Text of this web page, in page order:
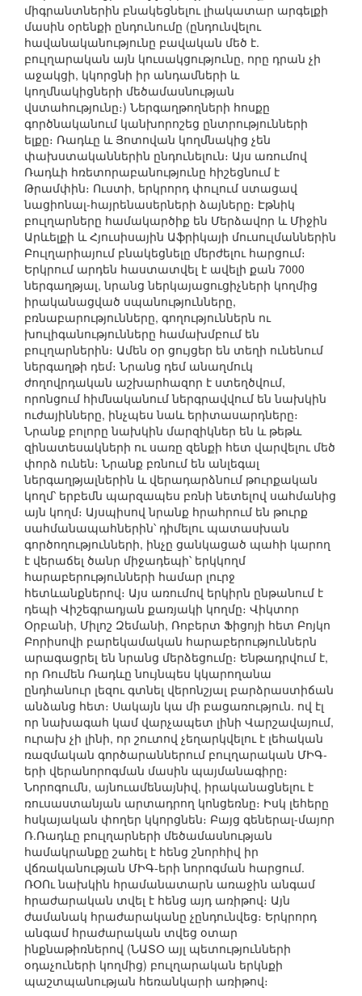
միգրանտներին բնակեցնելու լիակատար արգելքի
մասին օրենքի ընդունումը (ընդունվելու
հավանականությունը բավական մեծ է.
բուլղարական այն կուսակցությունը, որը դրան չի
աջակցի, կկորցնի իր անդամների և
կողմնակիցների մեծամասնության
վստահությունը։) Ներգաղթողների հոսքը
գործնականում կանխորոշեց ընտրությունների
ելքը։ Ռադևը և Յոտովան կողմնակից չեն
փախստականներին ընդունելուն։ Այս առումով
Ռադևի հռետորաբանությունը հիշեցնում է
Թրամփին։ Ուստի, երկրորդ փուլում ստացավ
նացիոնալ-հայրենասերների ձայները։ Էթնիկ
բուլղարները համակարծիք են Մերձավոր և Միջին
Արևելքի և Հյուսիսային Աֆրիկայի մուսուլմաններին
Բուլղարիայում բնակեցնելը մերժելու հարցում։
Երկրում արդեն հաստատվել է ավելի քան 7000
ներգաղթյալ, նրանց ներկայացուցիչների կողմից
իրականացված սպանությունները,
բռնաբարությունները, գողություններն ու
խուլիգանությունները համախմբում են
բուլղարներին։ Ամեն օր ցույցեր են տեղի ունենում
ներգաղթի դեմ։ Նրանց դեմ անաղմուկ
ժողովրդական աշխարհազոր է ստեղծվում,
որոնցում հիմնականում ներգրավվում են նախկին
ուժայինները, ինչպես նաև երիտասարդները։
Նրանք բոլորը նախկին մարզիկներ են և թեթև
զինատեսակների ու սառը զենքի հետ վարվելու մեծ
փորձ ունեն։ Նրանք բռնում են անլեգալ
ներգաղթյալներին և վերադարձնում թուրքական
կողմ՝ երբեմն պարզապես բռնի նետելով սահմանից
այն կողմ։ Այսպիսով նրանք հրահրում են թուրք
սահմանապահներին՝ դիմելու պատասխան
գործողությունների, ինչը ցանկացած պահի կարող
է վերաճել ծանր միջադեպի՝ երկկողմ
հարաբերությունների համար լուրջ
հետևանքներով։ Այս առումով երկիրն ընթանում է
դեպի Վիշեգրադյան քառյակի կողմը։ Վիկտոր
Օրբանի, Միլոշ Զեմանի, Ռոբերտ Ֆիցոյի հետ Բոյկո
Բորիսովի բարեկամական հարաբերություններն
արագացրել են նրանց մերձեցումը։ Ենթադրվում է,
որ Ռումեն Ռադևը նույնպես կկարողանա
ընդհանուր լեզու գտնել վերոնշյալ բարձրաստիճան
անձանց հետ։ Սակայն կա մի բացառություն. ով էլ
որ նախագահ կամ վարչապետ լինի Վարշավայում,
ուրախ չի լինի, որ շուտով չեղարկվելու է լեհական
ռազմական գործարաններում բուլղարական ՄԻԳ-
երի վերանորոգման մասին պայմանագիրը։
Նորոգումն, այնուամենայնիվ, իրականացնելու է
ռուսաստանյան արտադրող կոնցեռնը։ Իսկ լեհերը
հսկայական փողեր կկորցնեն։ Բայց գեներալ-մայոր
Ռ.Ռադևը բուլղարների մեծամասնության
համակրանքը շահել է հենց շնորհիվ իր
վճռականության ՄԻԳ-երի նորոգման հարցում.
ՌՕՈւ նախկին հրամանատարն առաջին անգամ
հրաժարական տվել է հենց այդ առիթով։ Այն
ժամանակ հրաժարականը չընդունվեց։ Երկրորդ
անգամ հրաժարական տվեց օտար
ինքնաթիռներով (ՆԱՏՕ այլ պետությունների
օդաչուների կողմից) բուլղարական երկնքի
պաշտպանության հեռանկարի առիթով։